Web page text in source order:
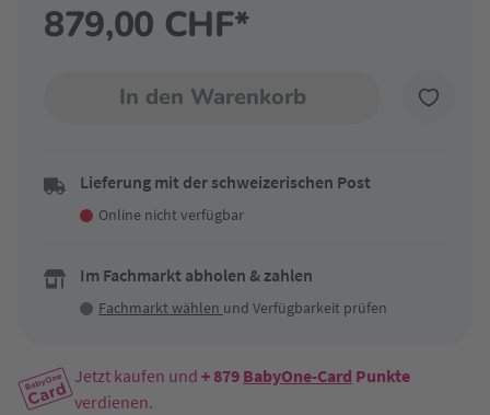
879,00 CHF*
In den Warenkorb
Lieferung mit der schweizerischen Post
Online nicht verfügbar
Im Fachmarkt abholen & zahlen
Fachmarkt wählen und Verfügbarkeit prüfen
Jetzt kaufen und + 879 BabyOne-Card Punkte
verdienen.